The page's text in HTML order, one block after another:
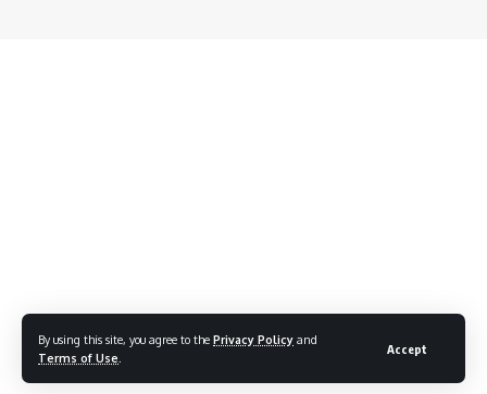
By using this site, you agree to the Privacy Policy and
Terms of Use
Accept